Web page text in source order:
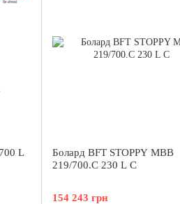
L
Болард BFT STOPPY MBB
219/700.C 230 L C
154 243 грн